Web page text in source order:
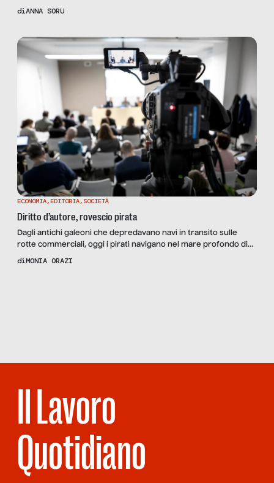
non esiste una definizione condivisa e utilizzata dalle fonti
ordinisti (avvocati, ingegneri, commercialisti, giornalisti) e non
ordinisti (informatici, […]
diANNA SORU
ECONOMIA,EDITORIA, SOCIETÀ
Diritto d’autore, rovescio pirata
Dagli antichi galeoni che depredavano navi in transito sulle
rotte commerciali, oggi i pirati navigano nel mare profondo di
internet, arraffando contenuti audiovisivi e multimediali, ma
diMONIA ORAZI
Il Lavoro
Quotidiano